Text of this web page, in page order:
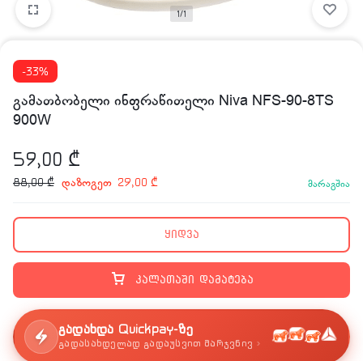
1/1
-33%
გამათბობელი ინფრაწითელი Niva NFS-90-8TS
900W
59,00 ₾
88,00₾ დაზოგეთ 29,00 ₾ მარაგშია
კალათაში დამატება
ყიდვა
გადახდა Quickpay-ზე
გადასახდელად გადაუსვით მარჯვნივ ›